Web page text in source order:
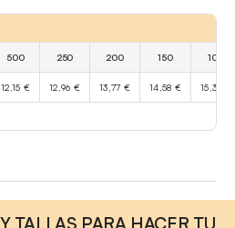
500 250 200 150 100
12,15 € 12,96 € 13,77 € 14,58 € 15,39 €
TALLAS PARA HACER TU